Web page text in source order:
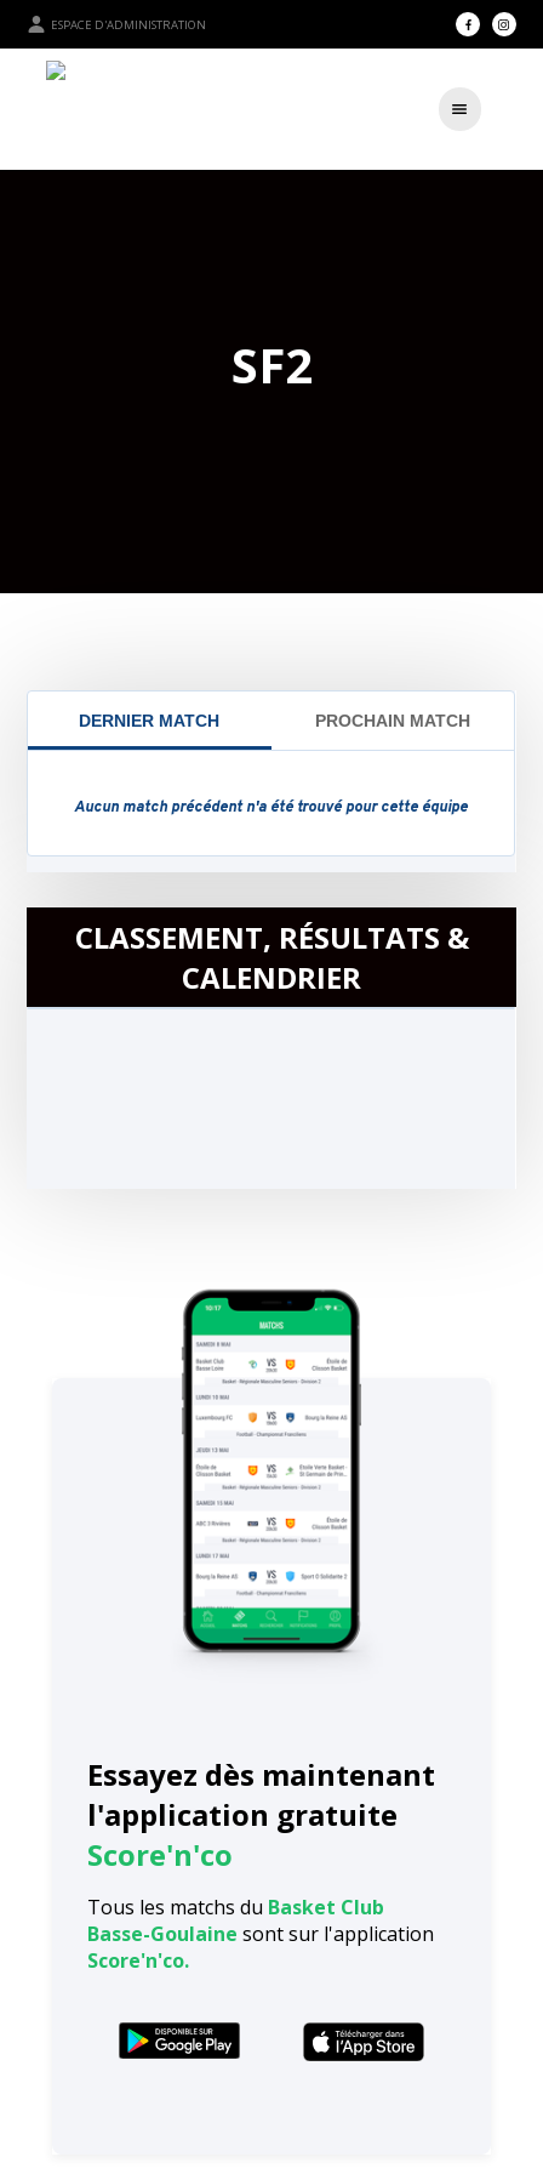
ESPACE D'ADMINISTRATION
SF2
CLASSEMENT, RÉSULTATS &
CALENDRIER
Essayez dès maintenant
l'application gratuite
Score'n'co
Tous les matchs du Basket Club
Basse-Goulaine sont sur l'application
Score'n'co.